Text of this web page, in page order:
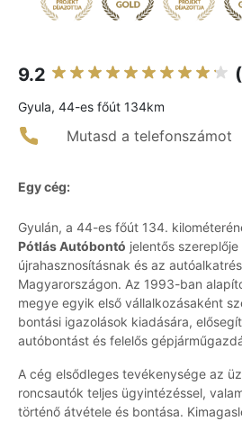
9.2
Gyula, 44-es főút 134km
Mutasd a telefonszámot
Egy cég:
Gyulán, a 44-es főút 134.
Pótlás Autóbontó jelentős
újrahasznosításnak és az
Magyarországon. Az 1993-ban
megye egyik első vállalkozásaként
bontási igazolások kiadására,
autóbontást és felelős
A cég elsődleges tevékenysége az
roncsautók teljes ügyintézéssel,
történő átvétele és bontása.